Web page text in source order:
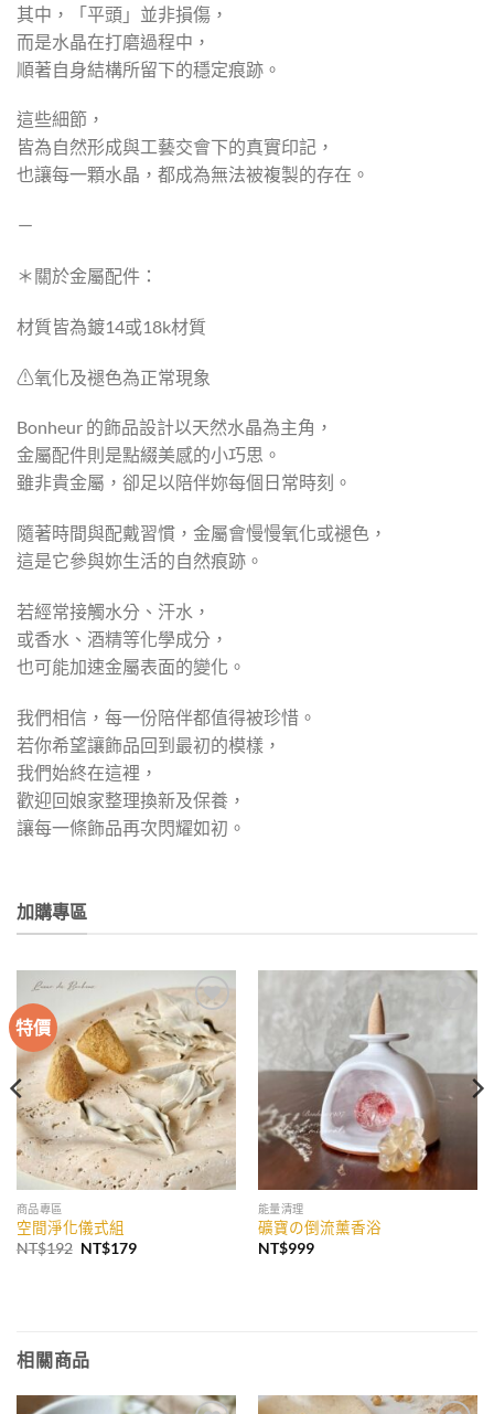
其中，「平頭」並非損傷，
而是水晶在打磨過程中，
順著自身結構所留下的穩定痕跡。
這些細節，
皆為自然形成與工藝交會下的真實印記，
也讓每一顆水晶，都成為無法被複製的存在。
－
＊關於金屬配件：
材質皆為鍍14或18k材質
⚠︎︎氧化及褪色為正常現象
Bonheur 的飾品設計以天然水晶為主角，
金屬配件則是點綴美感的小巧思。
雖非貴金屬，卻足以陪伴妳每個日常時刻。
隨著時間與配戴習慣，金屬會慢慢氧化或褪色，
這是它參與妳生活的自然痕跡。
若經常接觸水分、汗水，
或香水、酒精等化學成分，
也可能加速金屬表面的變化。
我們相信，每一份陪伴都值得被珍惜。
若你希望讓飾品回到最初的模樣，
我們始終在這裡，
歡迎回娘家整理換新及保養，
讓每一條飾品再次閃耀如初。
加購專區
特價
加入
收藏
商品專區
空間淨化儀式組
NT$192 原
NT$179目
收藏
能量清理
礦寶の倒流薰香浴
NT$999
相關商品